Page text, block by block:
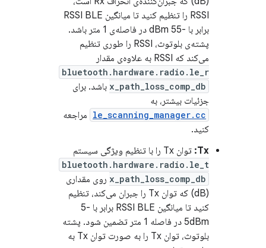
RSSI را تنظیم کنید تا میانگین RSSI BLE
برابر با -55 dBm در فاصله‌ی 1 متر باشد.
پشته‌ی بلوتوث، RSSI را طوری تنظیم
می‌کند که RSSI به علاوه‌ی مقدار
bluetooth.hardware.radio.le_r
x_path_loss_comp_db باشد. برای
جزئیات بیشتر، به
le_scanning_manager.cc مراجعه
کنید.
Tx: توان Tx را با تنظیم ویژگی سیستم
bluetooth.hardware.radio.le_t
x_path_loss_comp_db روی مقداری
(dB) که توان Tx را جبران می‌کند، تنظیم
کنید تا میانگین RSSI BLE برابر با -5
5dBm در فاصله 1 متر تضمین شود. پشته
بلوتوث، توان Tx را به صورت توان Tx به